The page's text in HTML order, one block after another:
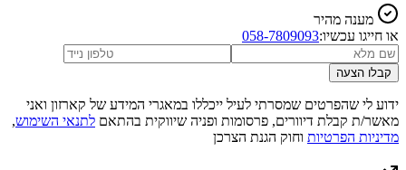
מענה מהיר
או חייגו עכשיו:058-7809093
קבלו הצעה
ידוע לי שהפרטים שמסרתי לעיל ייכללו במאגרי המידע של קארזון ואני
מאשר/ת קבלת דיוורים, פרסומות ופניה שיווקית בהתאם לתנאי השימוש,
מדיניות הפרטיות וחוק הגנת הצרכן